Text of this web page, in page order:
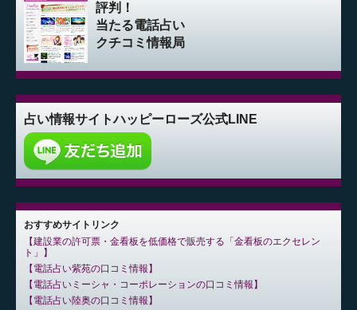
評判！
当たる電話占い
クチコミ情報局
占い情報サイトハッピーローズ公式LINE
おすすめサイトリンク
建設業の許可票・金看板を低価格で販売する「金看板のエクセレン
ト」
電話占い紫苑の口コミ情報
電話占いミーシャ・コーポレーションの口コミ情報
電話占い陸奥の口コミ情報